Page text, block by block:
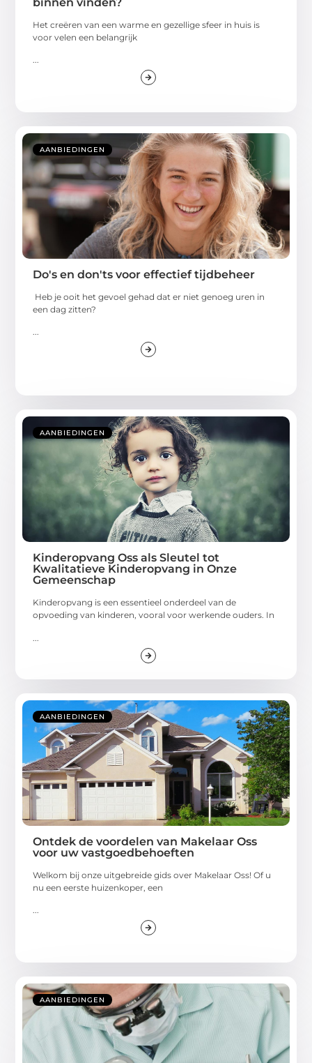
Het creëren van een warme en gezellige sfeer in huis is
voor velen een belangrijk
AANBIEDINGEN
Do's en don'ts voor effectief tijdbeheer
Heb je ooit het gevoel gehad dat er niet genoeg uren in
een dag zitten?
...
AANBIEDINGEN
Kinderopvang Oss als Sleutel tot
Kwalitatieve Kinderopvang in Onze
Gemeenschap
Kinderopvang is een essentieel onderdeel van de
opvoeding van kinderen, vooral voor werkende ouders. In
AANBIEDINGEN
Ontdek de voordelen van Makelaar Oss
voor uw vastgoedbehoeften
Welkom bij onze uitgebreide gids over Makelaar Oss! Of u
nu een eerste huizenkoper, een
...
AANBIEDINGEN